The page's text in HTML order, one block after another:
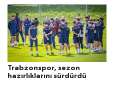
Trabzonspor, sezon
hazırlıklarını sürdürdü